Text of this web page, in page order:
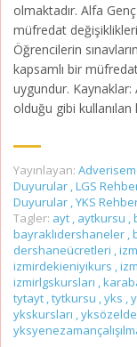
olmaktadır. Alfa
müfredat
Öğrencilerin
kapsamlı bir
uygundur. Kaynaklar:
olduğu gibi
Yayınlayan:
Duyurular ,LGS
Duyurular ,YKS
Tagler: ayt , aytkursu ,
bayraklıdershaneler ,
dershaneücretleri ,
izmirdekieniyikurs ,
izmirlgskursları ,
tytayt ,tytkursu ,yks ,
ykskursları ,